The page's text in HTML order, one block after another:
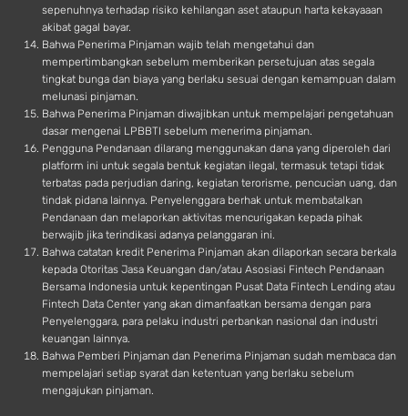
sepenuhnya terhadap risiko kehilangan aset ataupun harta kekayaaan
akibat gagal bayar.
Bahwa Penerima Pinjaman wajib telah mengetahui dan
mempertimbangkan sebelum memberikan persetujuan atas segala
tingkat bunga dan biaya yang berlaku sesuai dengan kemampuan dalam
melunasi pinjaman.
Bahwa Penerima Pinjaman diwajibkan untuk mempelajari pengetahuan
dasar mengenai LPBBTI sebelum menerima pinjaman.
Pengguna Pendanaan dilarang menggunakan dana yang diperoleh dari
platform ini untuk segala bentuk kegiatan ilegal, termasuk tetapi tidak
terbatas pada perjudian daring, kegiatan terorisme, pencucian uang, dan
tindak pidana lainnya. Penyelenggara berhak untuk membatalkan
Pendanaan dan melaporkan aktivitas mencurigakan kepada pihak
berwajib jika terindikasi adanya pelanggaran ini.
Bahwa catatan kredit Penerima Pinjaman akan dilaporkan secara berkala
kepada Otoritas Jasa Keuangan dan/atau Asosiasi Fintech Pendanaan
Bersama Indonesia untuk kepentingan Pusat Data Fintech Lending atau
Fintech Data Center yang akan dimanfaatkan bersama dengan para
Penyelenggara, para pelaku industri perbankan nasional dan industri
keuangan lainnya.
Bahwa Pemberi Pinjaman dan Penerima Pinjaman sudah membaca dan
mempelajari setiap syarat dan ketentuan yang berlaku sebelum
mengajukan pinjaman.